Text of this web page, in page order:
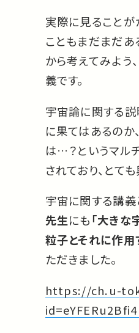
実際に見ること
こともまだまだあ
から考えてみよう
義です。
宇宙論に関する説
に果てはあるのか
は…？というマル
されており、とて
宇宙に関する講義
先生にも「大き
粒子とそれに作用
ただきました。
https://ch.u-